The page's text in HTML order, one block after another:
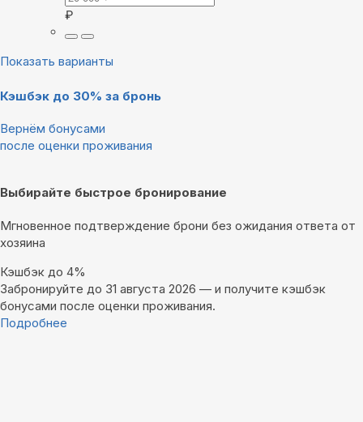
₽
Показать варианты
Кэшбэк до 30% за бронь
Вернём бонусами
после оценки проживания
Выбирайте быстрое бронирование
Мгновенное подтверждение брони без ожидания ответа от
хозяина
Кэшбэк до 4%
Забронируйте до 31 августа 2026 — и получите кэшбэк
бонусами после оценки проживания.
Подробнее